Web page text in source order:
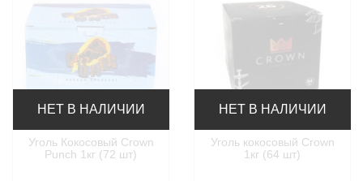
НЕТ В НАЛИЧИИ
Уголь Кокосовый Crown
Punch 1кг (72 шт)
НЕТ В НАЛИЧИИ
Уголь кокосовый Crown
1кг (64 шт)